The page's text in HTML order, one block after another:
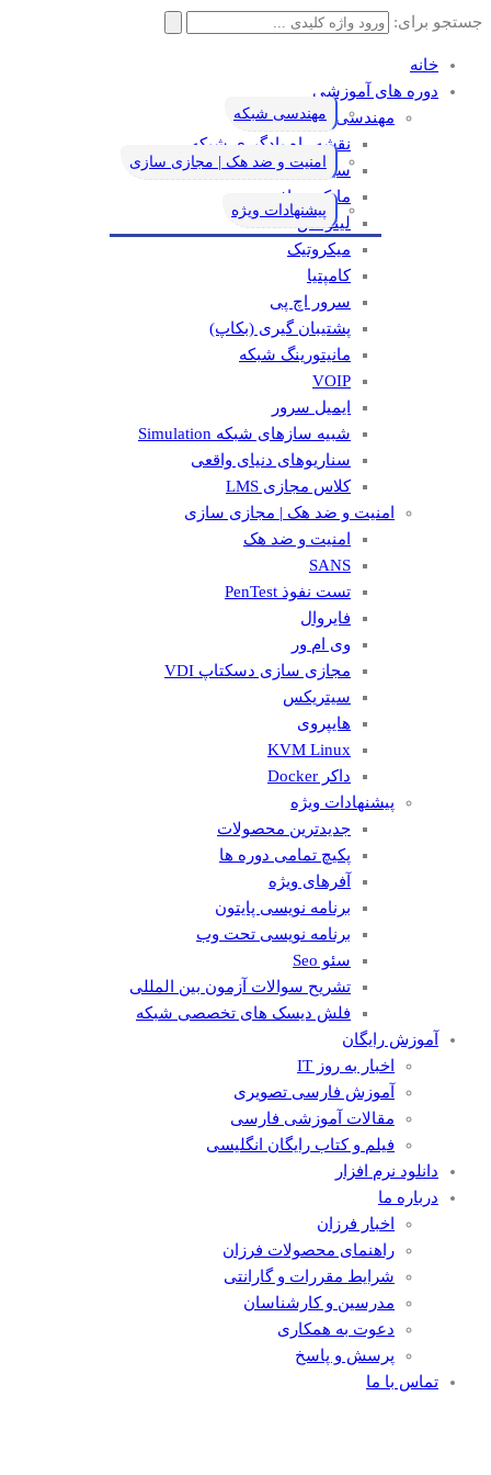
جستجو برای:
خانه
دوره های آموزشی
مهندسی شبکه
نقشه راه یادگیری شبکه
سیسکو
مایکروسافت
لینوکس
میکروتیک
کامپتیا
سرور اچ پی
پشتیبان گیری (بکاپ)
مانيتورينگ شبکه
VOIP
ایمیل سرور
شبیه سازهای شبکه Simulation
سناریوهای دنیای واقعی
کلاس مجازی LMS
امنیت و ضد هک | مجازی سازی
امنیت و ضد هک
SANS
تست نفوذ PenTest
فایروال
وی ام ور
مجازی سازی دسکتاپ VDI
سیتریکس
هایپروی
KVM Linux
داکر Docker
پیشنهادات ویژه
جدیدترین محصولات
پکیچ تمامی دوره ها
آفرهای ویژه
برنامه نویسی پایتون
برنامه نویسی تحت وب
سئو Seo
تشریح سوالات آزمون بین المللی
فلش دیسک های تخصصی شبکه
آموزش رایگان
اخبار به روز IT
آموزش فارسی تصویری
مقالات آموزشی فارسی
فیلم و کتاب رایگان انگلیسی
دانلود نرم افزار
درباره ما
اخبار فرزان
راهنمای محصولات فرزان
شرایط مقررات و گارانتی
مدرسین و کارشناسان
دعوت به همکاری
پرسش و پاسخ
تماس با ما
مهندسی شبکه
امنیت و ضد هک | مجازی سازی
پیشنهادات ویژه